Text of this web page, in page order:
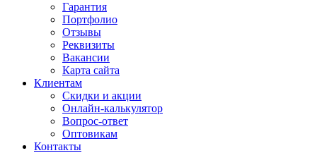
Гарантия
Портфолио
Отзывы
Реквизиты
Вакансии
Карта сайта
Клиентам
Скидки и акции
Онлайн-калькулятор
Вопрос-ответ
Оптовикам
Контакты